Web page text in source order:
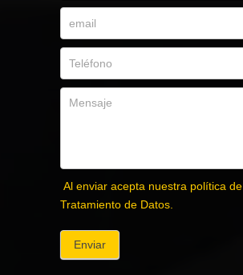
Al enviar acepta nuestra política de
Tratamiento de Datos.
Enviar